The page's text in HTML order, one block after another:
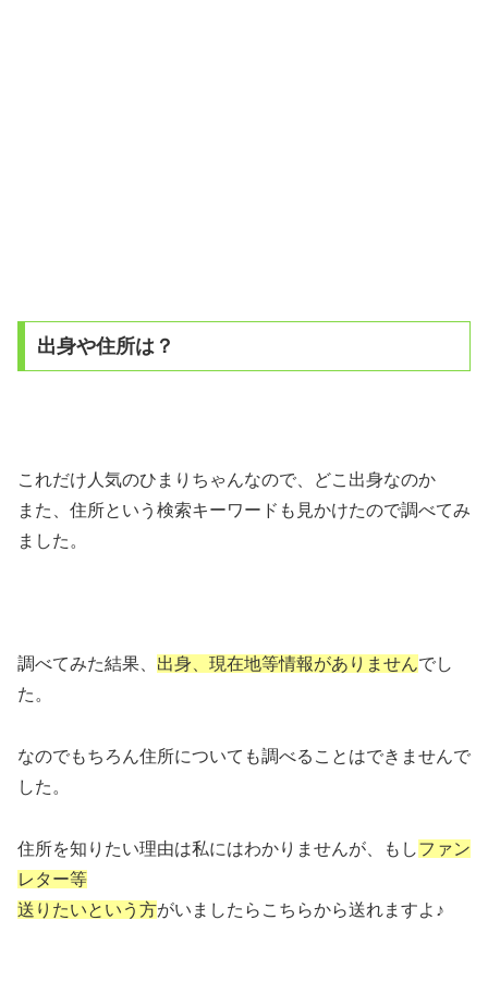
出身や住所は？
これだけ人気のひまりちゃんなので、どこ出身なのか
また、住所という検索キーワードも見かけたので調べてみ
ました。
調べてみた結果、 出身、現在地等情報がありませんでし
た。
なのでもちろん住所についても調べることはできませんで
した。
住所を知りたい理由は私にはわかりませんが、もしファン
レター等
送りたいという方がいましたらこちらから送れますよ♪